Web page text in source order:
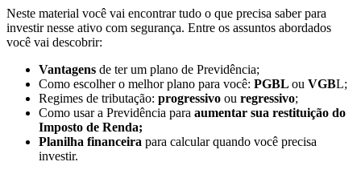
Neste material você vai encontrar tudo o que precisa saber para
investir nesse ativo com segurança. Entre os assuntos abordados
você vai descobrir:
Vantagens de ter um plano de Previdência;
Como escolher o melhor plano para você: PGBL ou VGBL;
Regimes de tributação: progressivo ou regressivo;
Como usar a Previdência para aumentar sua restituição do
Imposto de Renda;
Planilha financeira para calcular quando você precisa
investir.